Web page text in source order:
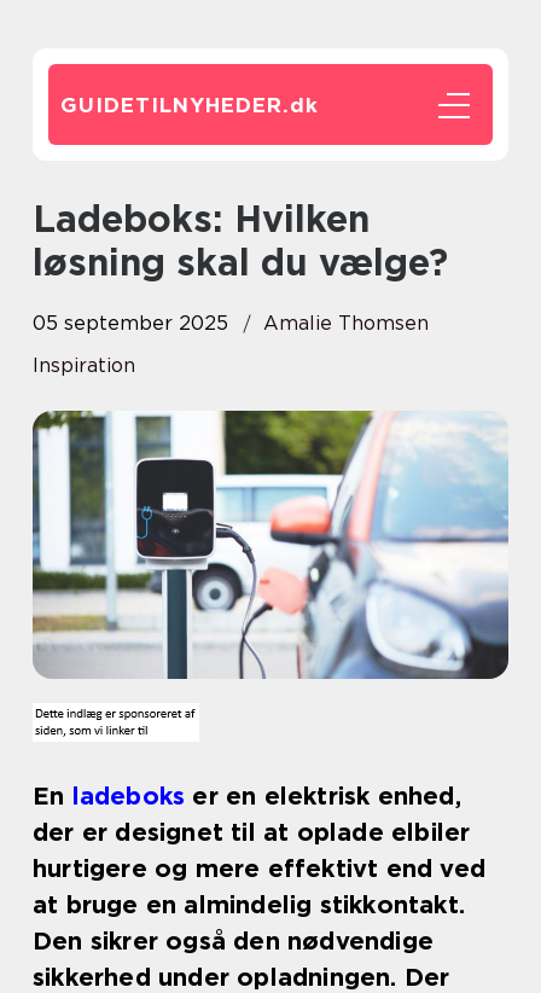
GUIDETILNYHEDER.dk
Ladeboks: Hvilken
løsning skal du vælge?
05 september 2025
Amalie Thomsen
Inspiration
En ladeboks er en elektrisk enhed,
der er designet til at oplade elbiler
hurtigere og mere effektivt end ved
at bruge en almindelig stikkontakt.
Den sikrer også den nødvendige
sikkerhed under opladningen. Der